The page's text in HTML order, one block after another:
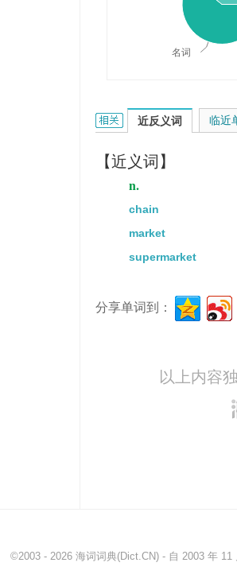
我母亲出去买
名词
shop的相关资料：
近反义词
【近义词】
n.
chain
market
supermarket
临近
分享单词到：
以上内容
©2003 - 2026 海词词典(Dict.CN) - 自 2003 年